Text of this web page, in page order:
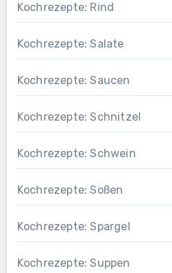
Kochrezepte: Rind
Kochrezepte: Salate
Kochrezepte: Saucen
Kochrezepte: Schnitzel
Kochrezepte: Schwein
Kochrezepte: Soßen
Kochrezepte: Spargel
Kochrezepte: Suppen